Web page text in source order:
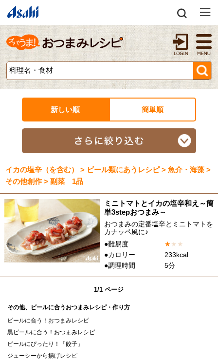
新しい順 簡単順
イカの塩辛（を含む） > ビール類にあうレシピ > 魚介・海藻 >
その他創作 > 副菜 1品
ミニトマトとイカの塩辛和え～簡
単3stepおつまみ～
おつまみの定番塩辛とミニトマトを
カナッペ風に♪
●難易度
★★ ★
●カロリー
233kcal
●調理時間
5分
1/1 ページ
その他、ビールに合うおつまみレシピ・作り方
ビールに合う！おつまみレシピ
黒ビールに合う！おつまみレシピ
ビールにぴったり！「餃子」
ジューシーから揚げレシピ